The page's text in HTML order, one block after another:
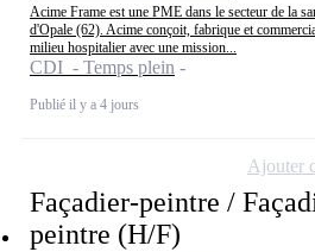
Acime Frame est une PME dans le secteur de la
d'Opale (62). Acime conçoit, fabrique et
milieu hospitalier avec une mission...
CDI - Temps plein
Publié il y a 4 jours
Façadier-peintre /
peintre (H/F)
Ajouter